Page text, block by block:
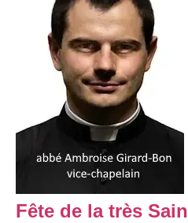
Fête de la très